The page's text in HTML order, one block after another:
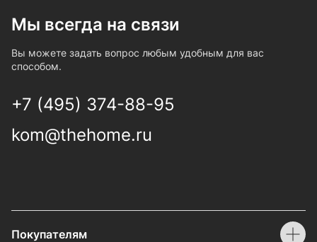
Мы всегда на связи
Вы можете задать вопрос любым удобным для вас
способом.
+7 (495) 374-88-95
kom@thehome.ru
Покупателям